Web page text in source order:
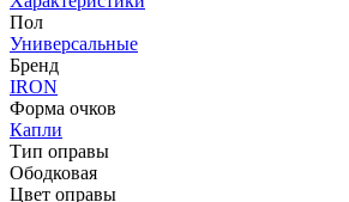
Пол
Универсальные
Бренд
IRON
Форма очков
Капли
Тип оправы
Ободковая
Цвет оправы